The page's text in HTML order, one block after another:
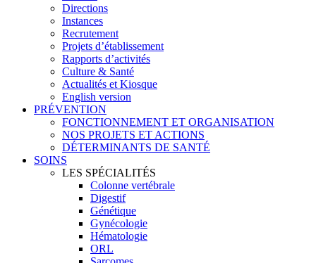
Directions
Instances
Recrutement
Projets d’établissement
Rapports d’activités
Culture & Santé
Actualités et Kiosque
English version
PRÉVENTION
FONCTIONNEMENT ET ORGANISATION
NOS PROJETS ET ACTIONS
DÉTERMINANTS DE SANTÉ
SOINS
LES SPÉCIALITÉS
Colonne vertébrale
Digestif
Génétique
Gynécologie
Hématologie
ORL